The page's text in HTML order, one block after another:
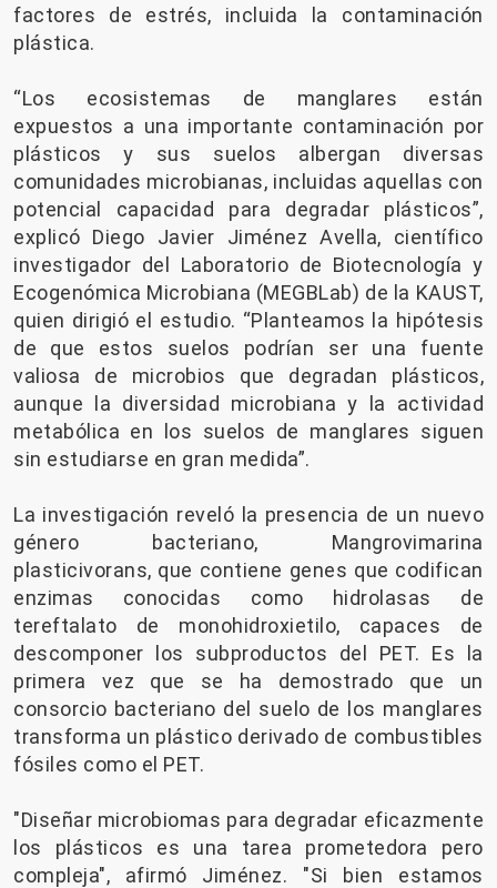
factores de estrés, incluida la contaminación
plástica.
“Los ecosistemas de manglares están
expuestos a una importante contaminación por
plásticos y sus suelos albergan diversas
comunidades microbianas, incluidas aquellas con
potencial capacidad para degradar plásticos”,
explicó Diego Javier Jiménez Avella, científico
investigador del Laboratorio de Biotecnología y
Ecogenómica Microbiana (MEGBLab) de la KAUST,
quien dirigió el estudio. “Planteamos la hipótesis
de que estos suelos podrían ser una fuente
valiosa de microbios que degradan plásticos,
aunque la diversidad microbiana y la actividad
metabólica en los suelos de manglares siguen
sin estudiarse en gran medida”.
La investigación reveló la presencia de un nuevo
género bacteriano, Mangrovimarina
plasticivorans, que contiene genes que codifican
enzimas conocidas como hidrolasas de
tereftalato de monohidroxietilo, capaces de
descomponer los subproductos del PET. Es la
primera vez que se ha demostrado que un
consorcio bacteriano del suelo de los manglares
transforma un plástico derivado de combustibles
fósiles como el PET.
"Diseñar microbiomas para degradar eficazmente
los plásticos es una tarea prometedora pero
compleja", afirmó Jiménez. "Si bien estamos